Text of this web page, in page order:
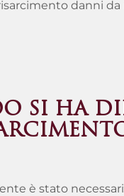
danni
SI HA
è stato